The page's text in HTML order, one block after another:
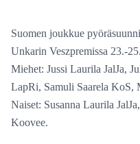
Suomen joukkue
Unkarin Veszpremissa 23.-
Miehet: Jussi Laurila JalJa,
LapRi, Samuli Saarela
Naiset: Susanna Laurila
Koovee.